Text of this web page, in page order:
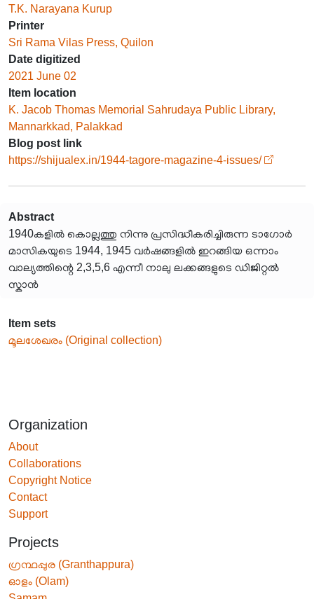
T.K. Narayana Kurup
Printer
Sri Rama Vilas Press, Quilon
Date digitized
2021 June 02
Item location
K. Jacob Thomas Memorial Sahrudaya Public Library,
Mannarkkad, Palakkad
Blog post link
https://shijualex.in/1944-tagore-magazine-4-issues/
Abstract
1940കളിൽ കൊല്ലത്തു നിന്നു പ്രസിദ്ധീകരിച്ചിരുന്ന ടാഗോർ
മാസികയുടെ 1944, 1945 വർഷങ്ങളിൽ ഇറങ്ങിയ ഒന്നാം
വാല്യത്തിന്റെ 2,3,5,6 എന്നീ നാലു ലക്കങ്ങളുടെ ഡിജിറ്റൽ
സ്കാൻ
Item sets
മൂലശേഖരം (Original collection)
Organization
About
Collaborations
Copyright Notice
Contact
Support
Projects
ഗ്രന്ഥപ്പുര (Granthappura)
ഓളം (Olam)